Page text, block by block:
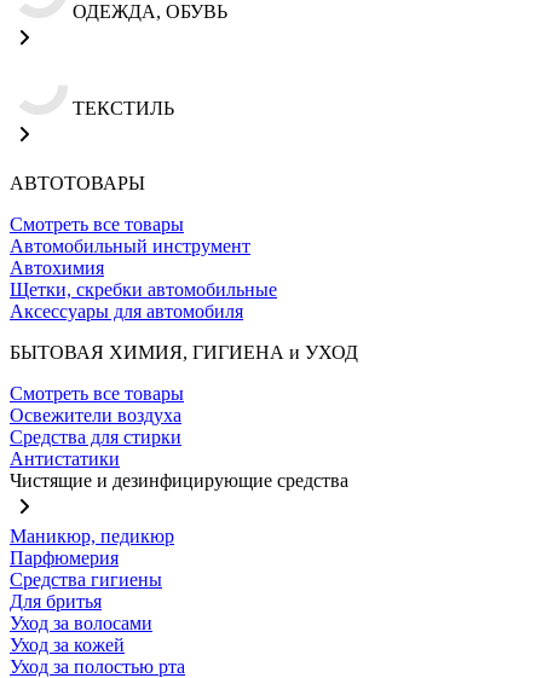
ОДЕЖДА, ОБУВЬ
ТЕКСТИЛЬ
АВТОТОВАРЫ
Смотреть все товары
Автомобильный инструмент
Автохимия
Щетки, скребки автомобильные
Аксессуары для автомобиля
БЫТОВАЯ ХИМИЯ, ГИГИЕНА и УХОД
Смотреть все товары
Освежители воздуха
Средства для стирки
Антистатики
Чистящие и дезинфицирующие средства
Маникюр, педикюр
Парфюмерия
Средства гигиены
Для бритья
Уход за волосами
Уход за кожей
Уход за полостью рта